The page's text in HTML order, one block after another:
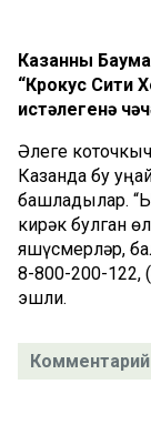
Казанның
“Крокус Сити
истәлегенә
Әлеге
Казанда бу
башладылар.
кирәк булган
яшүсмерләр,
8-800-200-122,
эшли.